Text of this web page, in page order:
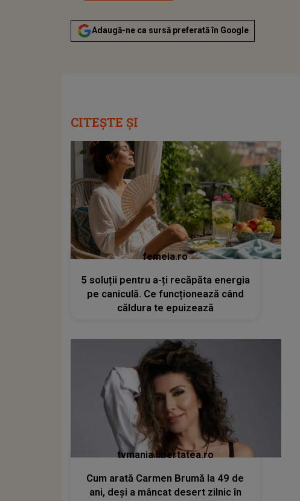
Adaugă-ne ca sursă preferată în Google
CITEȘTE ȘI
femeia.ro
5 soluții pentru a-ți recăpăta energia
pe caniculă. Ce funcționează când
căldura te epuizează
tvmania.libertatea.ro
Cum arată Carmen Brumă la 49 de
ani, deși a mâncat desert zilnic în